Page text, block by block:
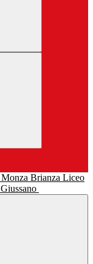
Liceo
Giussano